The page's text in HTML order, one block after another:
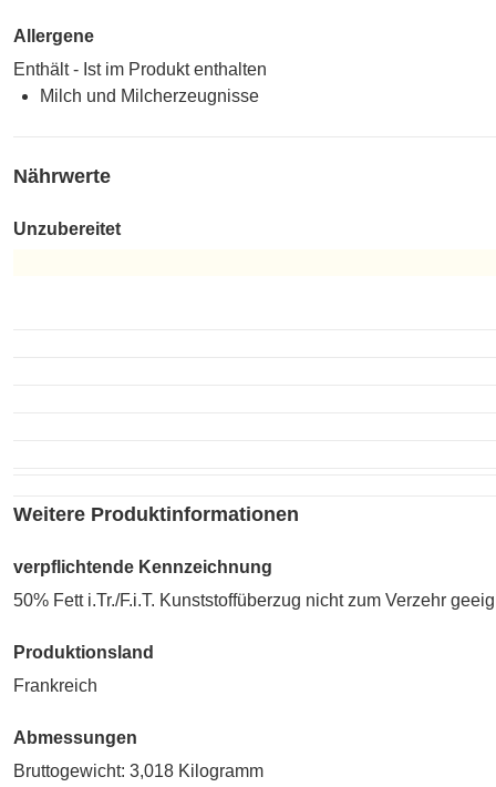
Allergene
Enthält - Ist im Produkt enthalten
Milch und Milcherzeugnisse
Nährwerte
Unzubereitet
Weitere Produktinformationen
verpflichtende Kennzeichnung
50% Fett i.Tr./F.i.T. Kunststoffüberzug nicht zum Verzehr
Produktionsland
Frankreich
Abmessungen
Bruttogewicht: 3,018 Kilogramm